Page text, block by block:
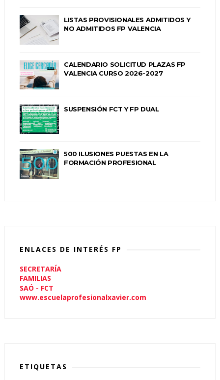
LISTAS PROVISIONALES ADMITIDOS Y
NO ADMITIDOS FP VALENCIA
CALENDARIO SOLICITUD PLAZAS FP
VALENCIA CURSO 2026-2027
SUSPENSIÓN FCT Y FP DUAL
500 ILUSIONES PUESTAS EN LA
FORMACIÓN PROFESIONAL
ENLACES DE INTERÉS FP
SECRETARÍA
FAMILIAS
SAÓ - FCT
www.escuelaprofesionalxavier.com
ETIQUETAS